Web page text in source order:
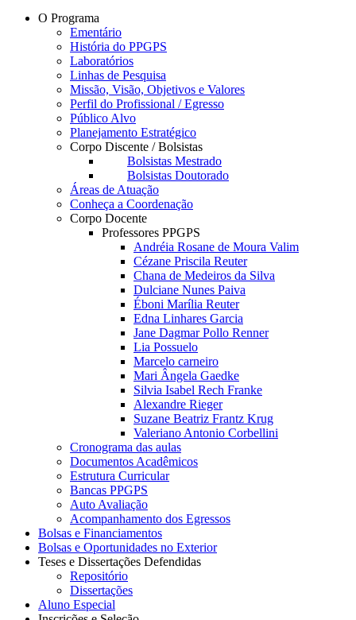
O Programa
Ementário
História do PPGPS
Laboratórios
Linhas de Pesquisa
Missão, Visão, Objetivos e Valores
Perfil do Profissional / Egresso
Público Alvo
Planejamento Estratégico
Corpo Discente / Bolsistas
Bolsistas Mestrado
Bolsistas Doutorado
Áreas de Atuação
Conheça a Coordenação
Corpo Docente
Professores PPGPS
Andréia Rosane de Moura Valim
Cézane Priscila Reuter
Chana de Medeiros da Silva
Dulciane Nunes Paiva
Éboni Marília Reuter
Edna Linhares Garcia
Jane Dagmar Pollo Renner
Lia Possuelo
Marcelo carneiro
Mari Ângela Gaedke
Silvia Isabel Rech Franke
Alexandre Rieger
Suzane Beatriz Frantz Krug
Valeriano Antonio Corbellini
Cronograma das aulas
Documentos Acadêmicos
Estrutura Curricular
Bancas PPGPS
Auto Avaliação
Acompanhamento dos Egressos
Bolsas e Financiamentos
Bolsas e Oportunidades no Exterior
Teses e Dissertações Defendidas
Repositório
Dissertações
Aluno Especial